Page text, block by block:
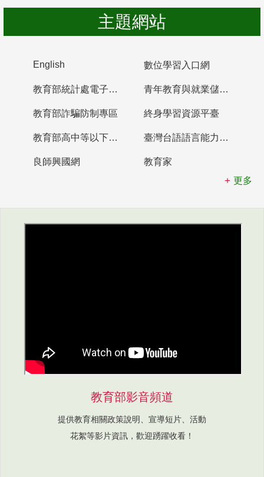
主題網站
English 數位學習入口網
教育部統計處電子書櫃 青年教育與就業儲蓄帳戶
教育部詐騙防制專區 終身學習資源平臺
教育部高中等以下學校及幼兒園教師資格檢定考試 臺灣台語語言能力認證網站
良師興國網
教育家
更多
教育部影音頻道
提供教育相關政策說明、宣導短片、活動
花絮等影片資訊，歡迎踴躍收看！